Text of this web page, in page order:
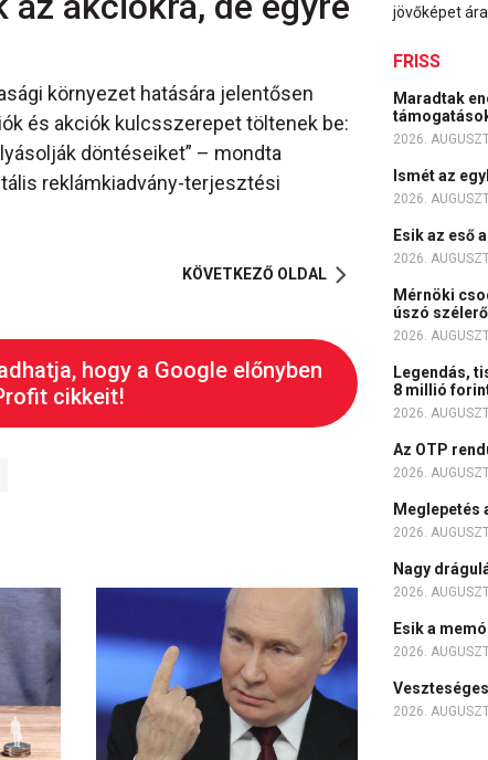
környezet hatására jelentősen
és akciók kulcsszerepet töltenek be:
döntéseiket” – mondta
reklámkiadvány-terjesztési
KÖVETKEZŐ OLDAL
hogy a Google előnyben
cikkeit!
jövőképet
FRISS
Maradtak
2026.
Ismét az
2026.
Esik az eső
2026.
Mérnöki
úszó
2026.
Legendás,
8 millió
2026.
Az OTP
2026.
Meglepetés
2026.
Nagy
2026.
Esik a
2026.
2026.